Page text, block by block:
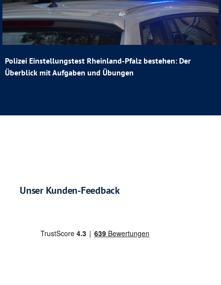
Polizei Einstellungstest Rheinland-Pfalz bestehen: Der
Überblick mit Aufgaben und Übungen
Unser Kunden-Feedback